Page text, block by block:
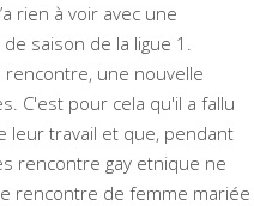
rien à voir avec une
saison de la ligue 1.
une nouvelle
C'est pour cela qu'il a fallu
leur travail et que, pendant
rencontre gay etnique ne
rencontre de femme mariée